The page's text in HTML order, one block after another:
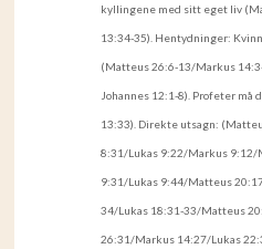
kyllingene med sitt eget liv
13:34-35). Hentydninger:
(Matteus 26:6-13/Markus
Johannes 12:1-8). Profeter må
13:33). Direkte utsagn:
8:31/Lukas 9:22/Markus
9:31/Lukas 9:44/Matteus
34/Lukas 18:31-33/Matteus
26:31/Markus 14:27/Lukas